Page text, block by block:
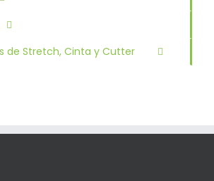
de Stretch, Cinta y Cutter